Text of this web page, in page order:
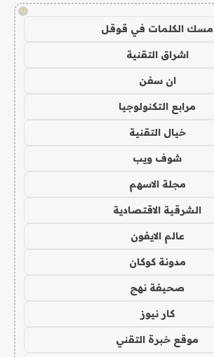
!
مسك الكلمات في قوقل
اشراق التقنية
ان سفن
مرابع التكنولوجيا
خيال التقنية
شوف ويب
مجلة الاسهم
الشرقية الاقتصادية
عالم الايفون
مدونة كوكان
صحيفة نهج
كار نيوز
موقع خبرة التقني